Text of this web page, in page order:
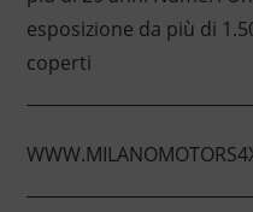
esposizione da più di
coperti